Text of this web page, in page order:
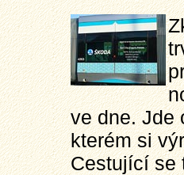
ve dne. Jde
kterém si
Cestující se